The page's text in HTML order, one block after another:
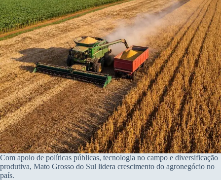
Com apoio de políticas públicas, tecnologia no campo e diversificação
produtiva, Mato Grosso do Sul lidera crescimento do agronegócio no
país.